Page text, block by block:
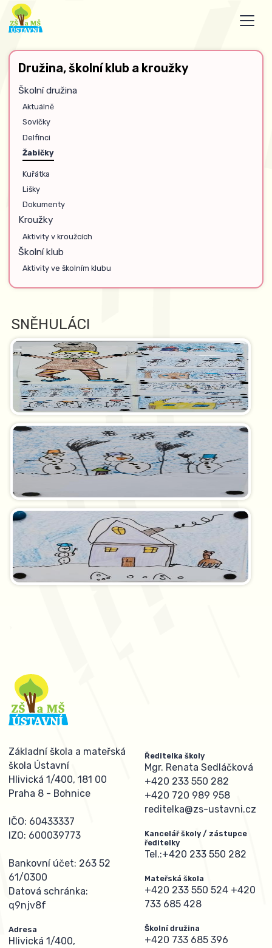
Družina, školní klub a kroužky
Školní družina
Aktuálně
Sovičky
Delfínci
Žabičky
Kuřátka
Lišky
Dokumenty
Kroužky
Aktivity v kroužcích
Školní klub
Aktivity ve školním klubu
SNĚHULÁCI
Základní škola a mateřská
škola Ústavní
Hlivická 1/400, 181 00
Praha 8 - Bohnice
IČO: 60433337
IZO: 600039773
Bankovní účet: 263 52
61/0300
Datová schránka:
q9njv8f
Adresa
Hlivická 1/400,
Ředitelka školy
Mgr. Renata Sedláčková
+420 233 550 282
+420 720 989 958
reditelka@zs-ustavni.cz
Kancelář školy / zástupce
ředitelky
Tel.:+420 233 550 282
Mateřská škola
+420 233 550 524 +420
733 685 428
Školní družina
+420 733 685 396